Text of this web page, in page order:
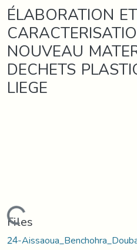
ÉLABORATION ET
NOUVEAU
DECHETS
LIEGE
Loading...
Files
24-